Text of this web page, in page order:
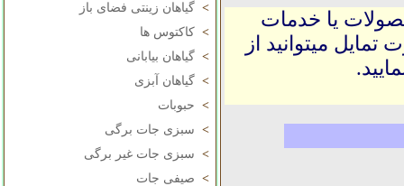
> گیاهان زینتی فضای باز
> کاکتوس ها
> گیاهان بیابانی
> گیاهان آبزی
> حبوبات
> سبزی جات برگی
> سبزی جات غیر برگی
> صیفی جات
یا خدمات
میتوانید از